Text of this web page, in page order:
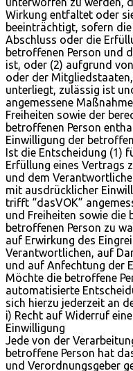
Wirkung entfaltet oder
beeinträchtigt, sofern
Abschluss oder die
betroffenen Person und
ist, oder (2) aufgrund
oder der
unterliegt, zulässig ist
angemessene
Freiheiten sowie der
betroffenen Person
Einwilligung der
Ist die Entscheidung (1)
Erfüllung eines Vertrags
und dem
mit ausdrücklicher
trifft “dasVOK”
und Freiheiten sowie die
betroffenen Person zu
auf Erwirkung des
Verantwortlichen, auf
und auf Anfechtung der
Möchte die betroffene
automatisierte
sich hierzu jederzeit an
i) Recht auf Widerruf
Einwilligung
Jede von der
betroffene Person hat
und Verordnungsgeber